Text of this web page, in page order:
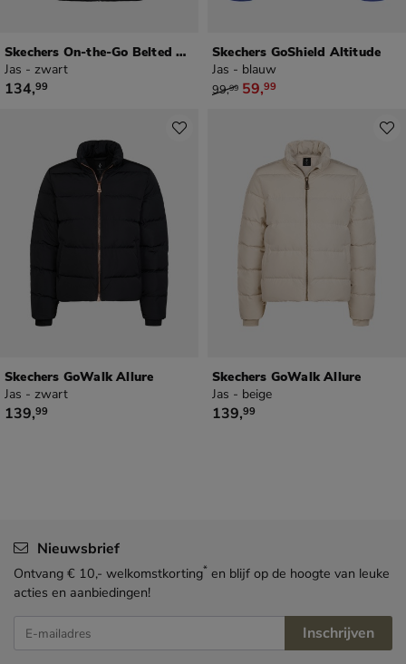
Skechers On-the-Go Belted Parka
Jas - zwart
€ 134,99
134,99
Skechers GoShield Altitude
Jas - blauw
van € 99,99 voor € 59,99
99,99 59,99
Skechers GoWalk Allure
Jas - zwart
€ 139,99
139,99
Skechers GoWalk Allure
Jas - beige
€ 139,99
139,99
Nieuwsbrief
Ontvang € 10,- welkomstkorting* en blijf op de hoogte van leuke
acties en aanbiedingen!
E-mailadres Inschrijven